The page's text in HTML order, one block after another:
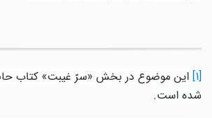
این موضوع در بخش «سرّ غیبت» کتاب
شده است.